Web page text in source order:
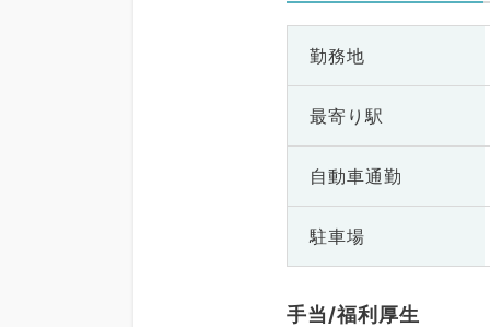
勤務地
最寄り駅
自動車通勤
駐車場
手当/福利厚生